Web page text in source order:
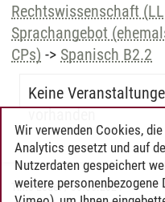
Rechtswissenschaft
Sprachangebot
CPs) -> Spanisch B2.2
Keine
vorhanden
Timo Leder/30.06.2024
Wir verwenden Cookies,
Analytics gesetzt und auf
Nutzerdaten gespeichert
weitere personenbezogene